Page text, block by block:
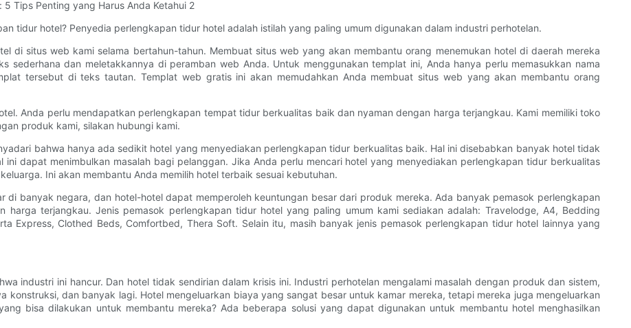
tidur hotel? Penyedia perlengkapan tidur hotel adalah istilah yang paling umum digunakan dalam industri perhotelan.
di situs web kami selama bertahun-tahun. Membuat situs web yang akan membantu orang menemukan hotel di daerah mereka
sederhana dan meletakkannya di peramban web Anda. Untuk menggunakan templat ini, Anda hanya perlu memasukkan nama
tersebut di teks tautan. Templat web gratis ini akan memudahkan Anda membuat situs web yang akan membantu orang
Anda perlu mendapatkan perlengkapan tempat tidur berkualitas baik dan nyaman dengan harga terjangkau. Kami memiliki toko
produk kami, silakan hubungi kami.
bahwa hanya ada sedikit hotel yang menyediakan perlengkapan tidur berkualitas baik. Hal ini disebabkan banyak hotel tidak
dapat menimbulkan masalah bagi pelanggan. Jika Anda perlu mencari hotel yang menyediakan perlengkapan tidur berkualitas
Ini akan membantu Anda memilih hotel terbaik sesuai kebutuhan.
di banyak negara, dan hotel-hotel dapat memperoleh keuntungan besar dari produk mereka. Ada banyak pemasok perlengkapan
terjangkau. Jenis pemasok perlengkapan tidur hotel yang paling umum kami sediakan adalah: Travelodge, A4, Bedding
Express, Clothed Beds, Comfortbed, Thera Soft. Selain itu, masih banyak jenis pemasok perlengkapan tidur hotel lainnya yang
industri ini hancur. Dan hotel tidak sendirian dalam krisis ini. Industri perhotelan mengalami masalah dengan produk dan sistem,
konstruksi, dan banyak lagi. Hotel mengeluarkan biaya yang sangat besar untuk kamar mereka, tetapi mereka juga mengeluarkan
bisa dilakukan untuk membantu mereka? Ada beberapa solusi yang dapat digunakan untuk membantu hotel menghasilkan